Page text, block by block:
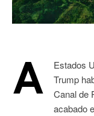
A
Estados
Trump
Canal de
acabado